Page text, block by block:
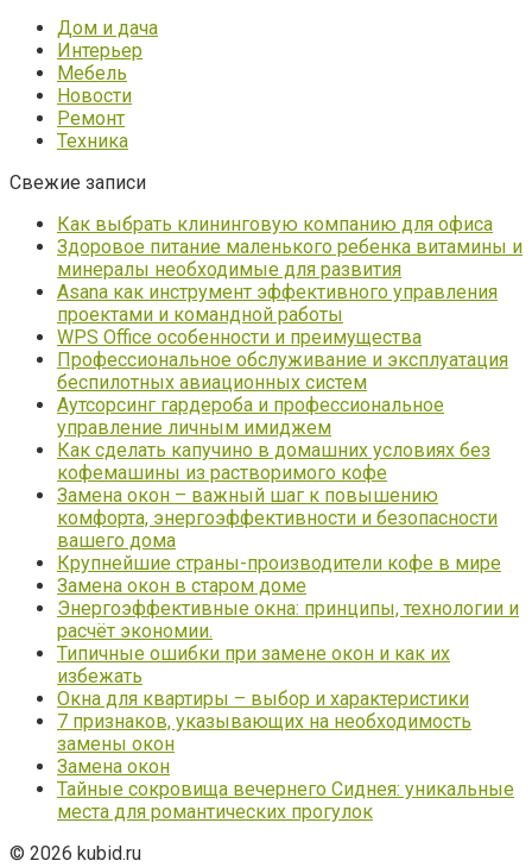
Дом и дача
Интерьер
Мебель
Новости
Ремонт
Техника
Свежие записи
Как выбрать клининговую компанию для офиса
Здоровое питание маленького ребенка витамины и
минералы необходимые для развития
Asana как инструмент эффективного управления
проектами и командной работы
WPS Office особенности и преимущества
Профессиональное обслуживание и эксплуатация
беспилотных авиационных систем
Аутсорсинг гардероба и профессиональное
управление личным имиджем
Как сделать капучино в домашних условиях без
кофемашины из растворимого кофе
Замена окон – важный шаг к повышению
комфорта, энергоэффективности и безопасности
вашего дома
Крупнейшие страны-производители кофе в мире
Замена окон в старом доме
Энергоэффективные окна: принципы, технологии и
расчёт экономии.
Типичные ошибки при замене окон и как их
избежать
Окна для квартиры – выбор и характеристики
7 признаков, указывающих на необходимость
замены окон
Замена окон
Тайные сокровища вечернего Сиднея: уникальные
места для романтических прогулок
© 2026 kubid.ru